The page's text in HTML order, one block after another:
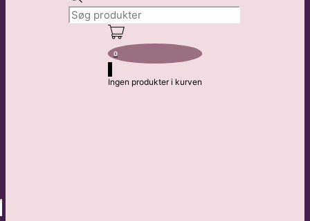
search
0
Ingen produkter i kurven